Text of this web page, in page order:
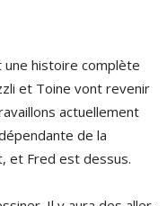
une histoire complète
et Toine vont revenir
actuellement
de la
et Fred est dessus.